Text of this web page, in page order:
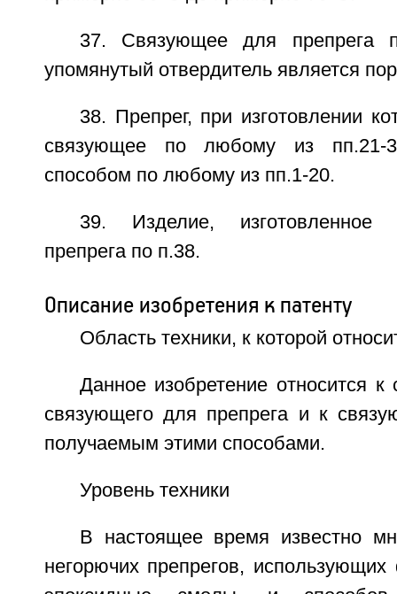
37. Связующее для препрега
упомянутый отвердитель является
38. Препрег, при изготовлении
связующее по любому из пп.21-
способом по любому из пп.1-20.
39. Изделие, изготовленное
препрега по п.38.
Описание изобретения к патенту
Область техники, к которой
Данное изобретение относится к
связующего для препрега и к
получаемым этими способами.
Уровень техники
В настоящее время известно
негорючих препрегов,